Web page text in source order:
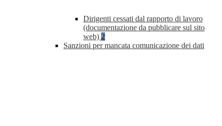
Dirigenti cessati dal rapporto di lavoro
(documentazione da pubblicare sul sito
web) 2
Sanzioni per mancata comunicazione dei dati